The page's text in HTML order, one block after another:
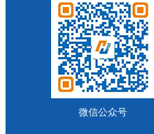
微信公众号